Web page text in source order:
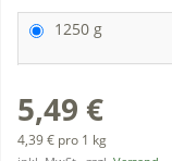
1250 g
5,49 €
4,39 € pro 1 kg